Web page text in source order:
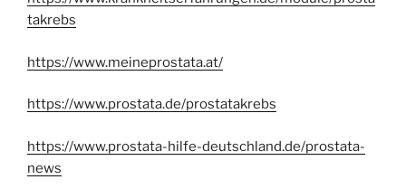
takrebs
https://www.meineprostata.at/
https://www.prostata.de/prostatakrebs
https://www.prostata-hilfe-deutschland.de/prostata-
news